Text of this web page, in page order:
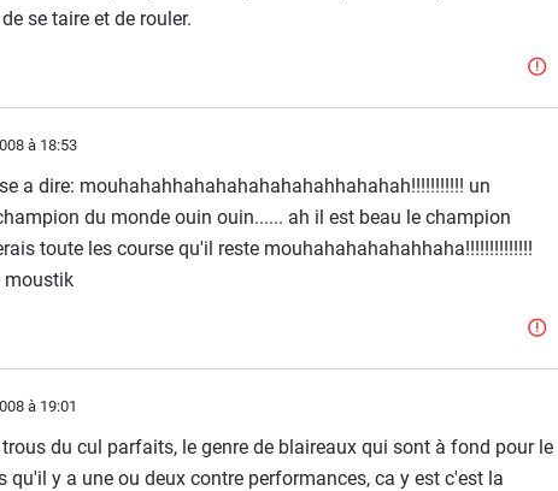
se taire et de rouler.
à 18:53
a dire: mouhahahhahahahahahahahhahahah!!!!!!!!!!! un
du monde ouin ouin...... ah il est beau le champion
toute les course qu'il reste mouhahahahahahhaha!!!!!!!!!!!!!!
moustik
à 19:01
du cul parfaits, le genre de blaireaux qui sont à fond pour le
qu'il y a une ou deux contre performances, ca y est c'est la